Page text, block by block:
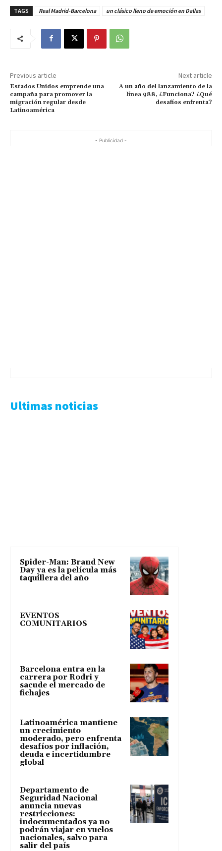
TAGS Real Madrid-Barcelona un clásico lleno de emoción en Dallas
Previous article
Estados Unidos emprende una
campaña para promover la
migración regular desde
Latinoamérica
Next article
A un año del lanzamiento de la
línea 988, ¿Funciona? ¿Qué
desafíos enfrenta?
- Publicidad -
Ultimas noticias
Spider-Man: Brand New
Day ya es la película más
taquillera del año
EVENTOS
COMUNITARIOS
Barcelona entra en la
carrera por Rodri y
sacude el mercado de
fichajes
Latinoamérica mantiene
un crecimiento
moderado, pero enfrenta
desafíos por inflación,
deuda e incertidumbre
global
Departamento de
Seguridad Nacional
anuncia nuevas
restricciones:
indocumentados ya no
podrán viajar en vuelos
nacionales, salvo para
salir del país